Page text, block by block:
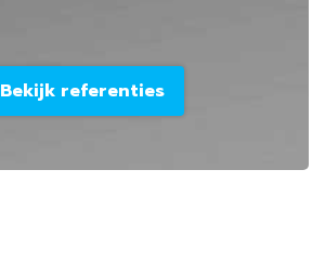
Bekijk referenties